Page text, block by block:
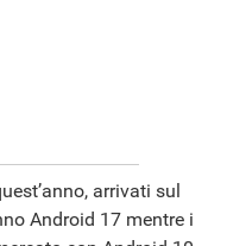
arrivati sul
Android 17 mentre i